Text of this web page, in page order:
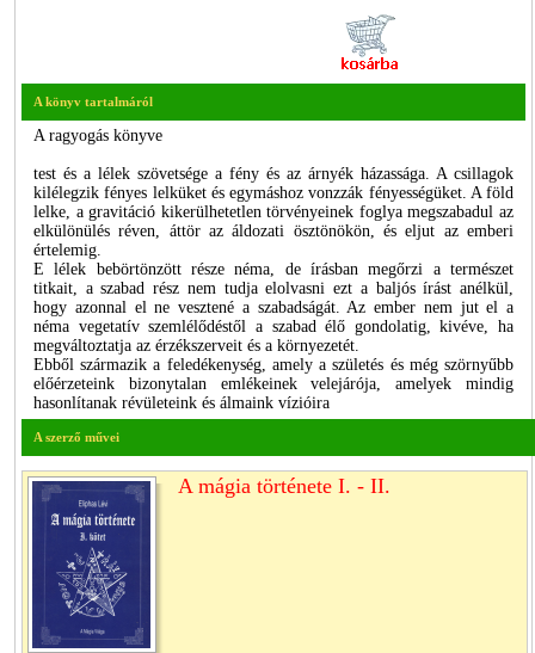
A könyv tartalmáról
A ragyogás könyve
test és a lélek szövetsége a fény és az árnyék házassága. A csillagok
kilélegzik fényes lelküket és egymáshoz vonzzák fényességüket. A föld
lelke, a gravitáció kikerülhetetlen törvényeinek foglya megszabadul az
elkülönülés réven, áttör az áldozati ösztönökön, és eljut az emberi
értelemig.
E lélek bebörtönzött része néma, de írásban megőrzi a természet
titkait, a szabad rész nem tudja elolvasni ezt a baljós írást anélkül,
hogy azonnal el ne vesztené a szabadságát. Az ember nem jut el a
néma vegetatív szemlélődéstől a szabad élő gondolatig, kivéve, ha
megváltoztatja az érzékszerveit és a környezetét.
Ebből származik a feledékenység, amely a születés és még szörnyűbb
előérzeteink bizonytalan emlékeinek velejárója, amelyek mindig
hasonlítanak révületeink és álmaink vízióira
A szerző művei
A mágia története I. - II.